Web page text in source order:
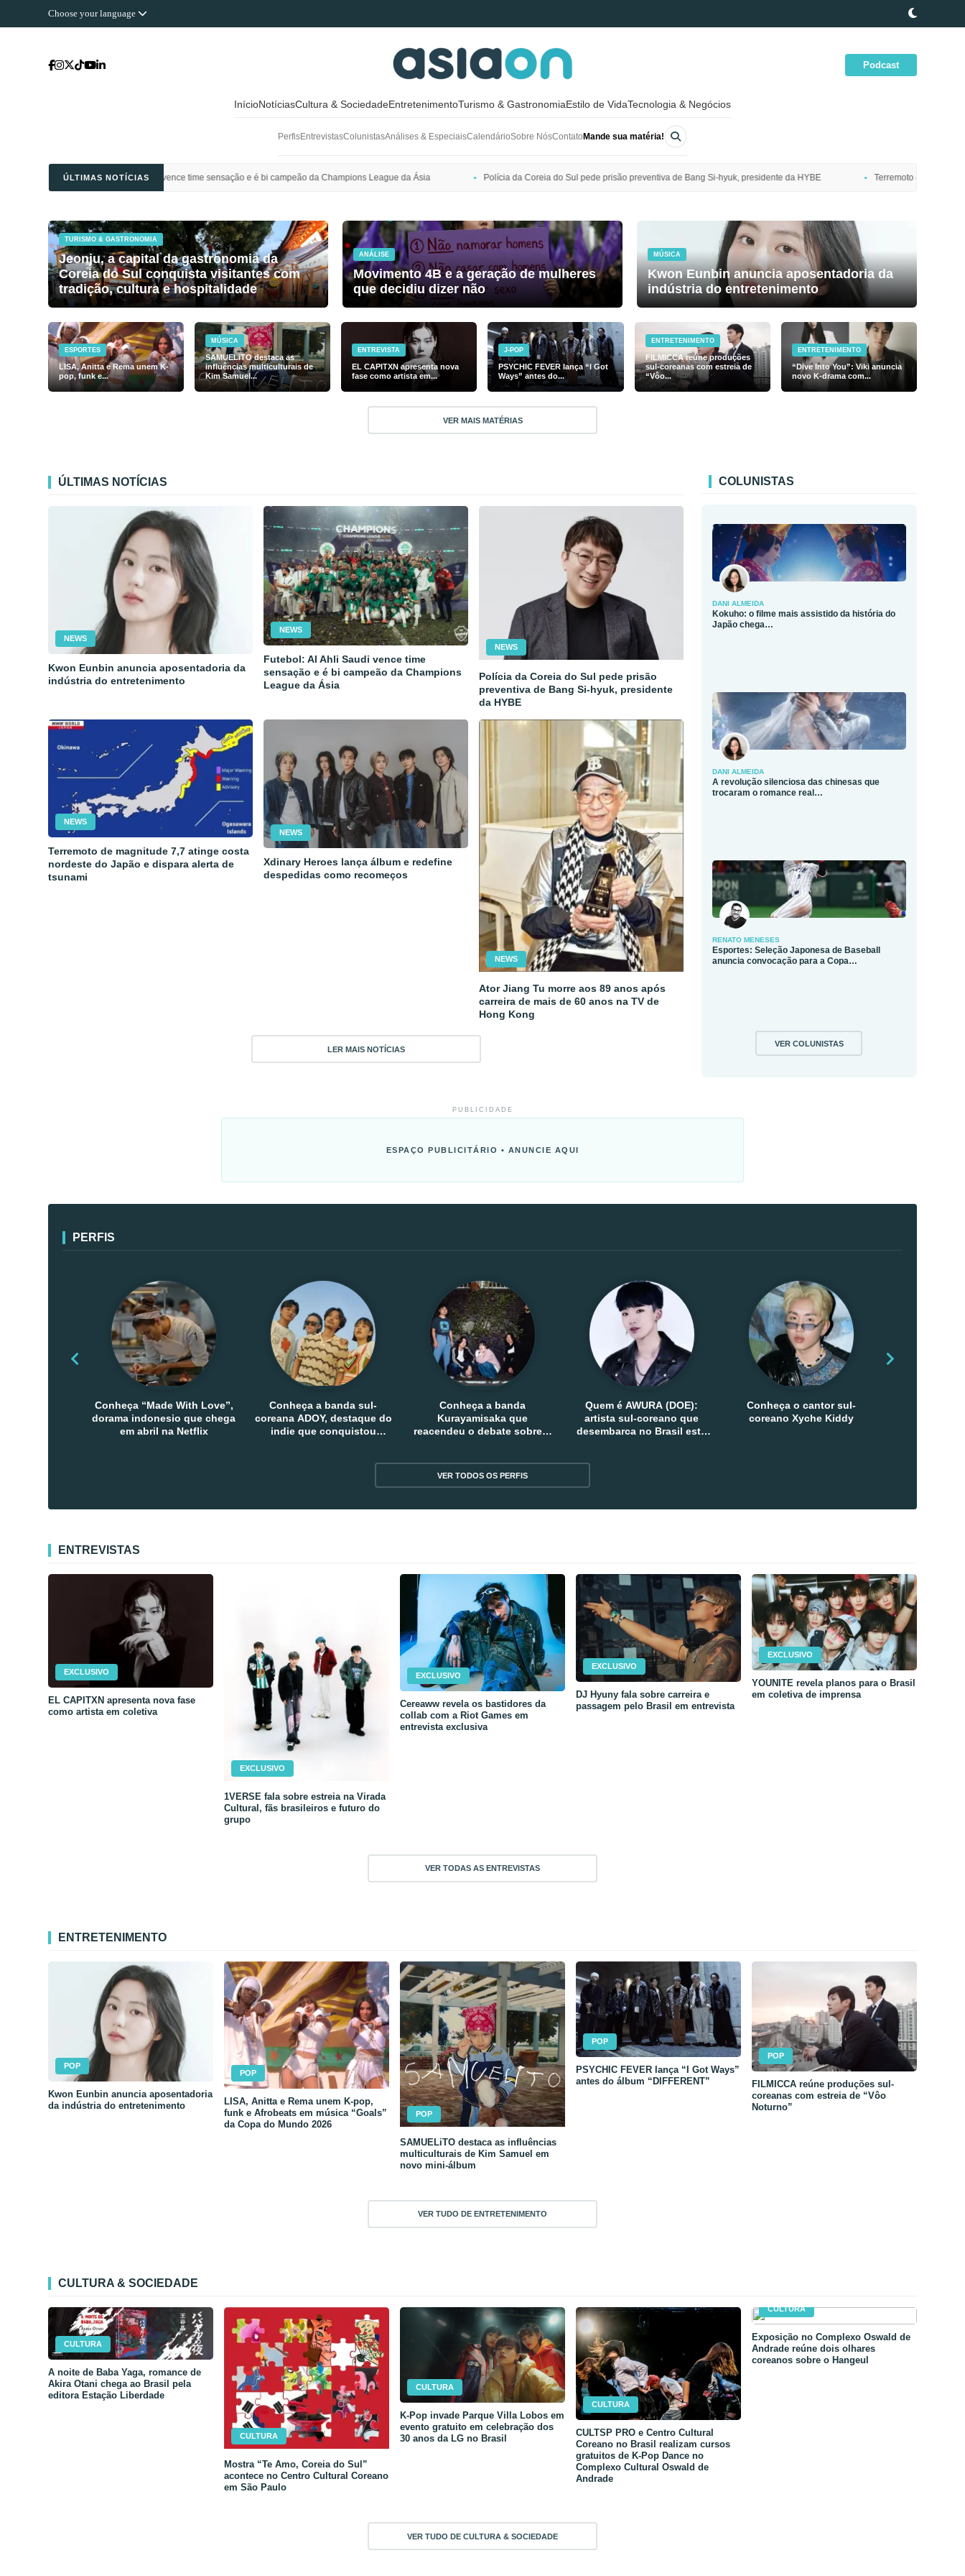
Choose your language
Podcast
InícioNotíciasCultura & SociedadeEntretenimentoTurismo & GastronomiaEstilo de VidaTecnologia & Negócios
PerfisEntrevistasColunistasAnálises & EspeciaisCalendárioSobre NósContato Mande sua matéria!
ÚLTIMAS NOTÍCIAS
Saudi vence time sensação e é bi campeão da Champions League da Ásia Polícia da Coreia do Sul pede prisão preventiva de Bang Si-hyuk, presidente da HYBE Terremoto de magnitude 7,7 atinge costa nordeste do
TURISMO & GASTRONOMIA
Jeonju, a capital da gastronomia da
Coreia do Sul conquista visitantes com
tradição, cultura e hospitalidade
ANÁLISE
Movimento 4B e a geração de mulheres
que decidiu dizer não
MÚSICA
Kwon Eunbin anuncia aposentadoria da
indústria do entretenimento
ESPORTES
LISA, Anitta e Rema unem K-
pop, funk e...
MÚSICA
SAMUELiTO destaca as
influências multiculturais de
Kim Samuel...
ENTREVISTA
EL CAPITXN apresenta nova
fase como artista em...
J-POP
PSYCHIC FEVER lança “I Got
Ways” antes do...
ENTRETENIMENTO
FILMICCA reúne produções
sul-coreanas com estreia de
“Vôo...
ENTRETENIMENTO
“Dive Into You”: Viki anuncia
novo K-drama com...
VER MAIS MATÉRIAS
ÚLTIMAS NOTÍCIAS
NEWS
Kwon Eunbin anuncia aposentadoria da
indústria do entretenimento
NEWS
Futebol: Al Ahli Saudi vence time
sensação e é bi campeão da Champions
League da Ásia
NEWS
Polícia da Coreia do Sul pede prisão
preventiva de Bang Si-hyuk, presidente
da HYBE
NEWS
Terremoto de magnitude 7,7 atinge costa
nordeste do Japão e dispara alerta de
tsunami
NEWS
Xdinary Heroes lança álbum e redefine
despedidas como recomeços
NEWS
Ator Jiang Tu morre aos 89 anos após
carreira de mais de 60 anos na TV de
Hong Kong
LER MAIS NOTÍCIAS
COLUNISTAS
DANI ALMEIDA
Kokuho: o filme mais assistido da história do
Japão chega…
DANI ALMEIDA
A revolução silenciosa das chinesas que
trocaram o romance real…
RENATO MENESES
Esportes: Seleção Japonesa de Baseball
anuncia convocação para a Copa…
VER COLUNISTAS
PUBLICIDADE
ESPAÇO PUBLICITÁRIO • ANUNCIE AQUI
PERFIS
Conheça “Made With Love”,
dorama indonesio que chega
em abril na Netflix
Conheça a banda sul-
coreana ADOY, destaque do
indie que conquistou
Conheça a banda
Kurayamisaka que
reacendeu o debate sobre o
Quem é AWURA (DOE):
artista sul-coreano que
desembarca no Brasil esta
Conheça o cantor sul-
coreano Xyche Kiddy
VER TODOS OS PERFIS
ENTREVISTAS
EXCLUSIVO
EL CAPITXN apresenta nova fase
como artista em coletiva
EXCLUSIVO
1VERSE fala sobre estreia na Virada
Cultural, fãs brasileiros e futuro do
grupo
EXCLUSIVO
Cereaww revela os bastidores da
collab com a Riot Games em
entrevista exclusiva
EXCLUSIVO
DJ Hyuny fala sobre carreira e
passagem pelo Brasil em entrevista
EXCLUSIVO
YOUNITE revela planos para o Brasil
em coletiva de imprensa
VER TODAS AS ENTREVISTAS
ENTRETENIMENTO
POP
Kwon Eunbin anuncia aposentadoria
da indústria do entretenimento
POP
LISA, Anitta e Rema unem K-pop,
funk e Afrobeats em música “Goals”
da Copa do Mundo 2026
POP
SAMUELiTO destaca as influências
multiculturais de Kim Samuel em
novo mini-álbum
POP
PSYCHIC FEVER lança “I Got Ways”
antes do álbum “DIFFERENT”
POP
FILMICCA reúne produções sul-
coreanas com estreia de “Vôo
Noturno”
VER TUDO DE ENTRETENIMENTO
CULTURA & SOCIEDADE
CULTURA
A noite de Baba Yaga, romance de
Akira Otani chega ao Brasil pela
editora Estação Liberdade
CULTURA
Mostra “Te Amo, Coreia do Sul”
acontece no Centro Cultural Coreano
em São Paulo
CULTURA
K-Pop invade Parque Villa Lobos em
evento gratuito em celebração dos
30 anos da LG no Brasil
CULTURA
CULTSP PRO e Centro Cultural
Coreano no Brasil realizam cursos
gratuitos de K-Pop Dance no
Complexo Cultural Oswald de
Andrade
CULTURA
Exposição no Complexo Oswald de
Andrade reúne dois olhares
coreanos sobre o Hangeul
VER TUDO DE CULTURA & SOCIEDADE